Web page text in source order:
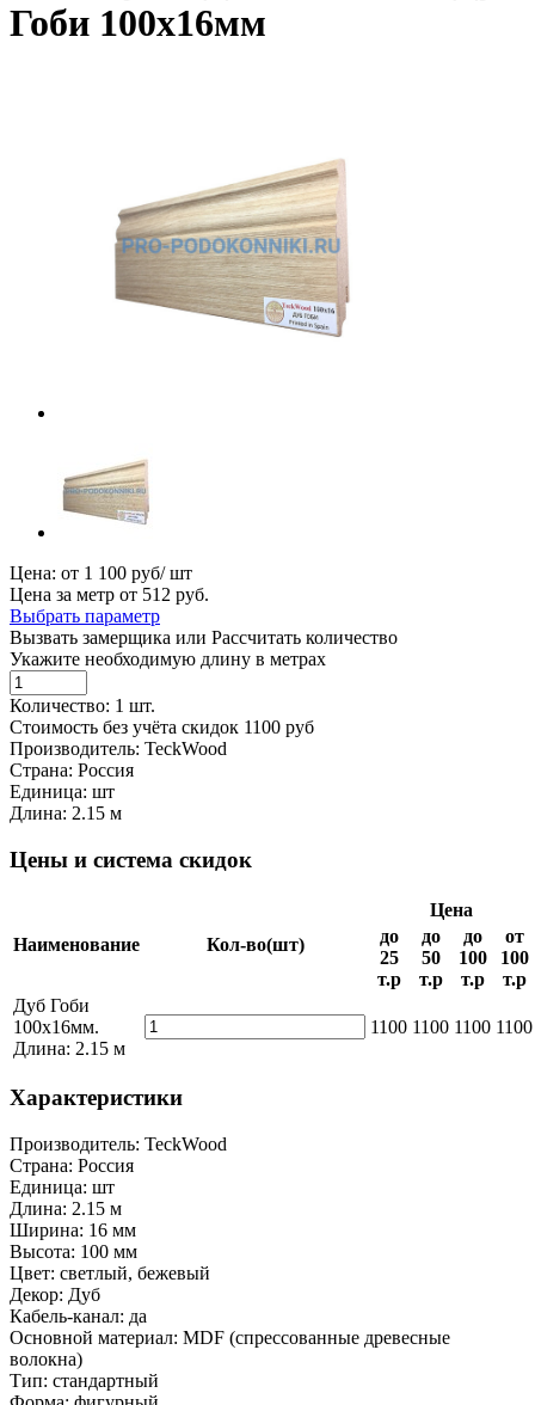
Гоби 100х16мм
Цена: от 1 100 руб/ шт
Цена за метр от 512 руб.
Выбрать параметр
Вызвать замерщика или Рассчитать количество
Укажите необходимую длину в метрах
Количество: 1 шт.
Cтоимость без учёта скидок 1100 руб
Производитель: TeckWood
Страна: Россия
Единица: шт
Длина: 2.15 м
Цены и система скидок
Наименование Кол-во(шт)
Цена
до
25
т.р
до
50
т.р
до
100
т.р
от
100
т.р
Дуб Гоби
100х16мм.
Длина: 2.15 м
1100 1100 1100 1100
Характеристики
Производитель: TeckWood
Страна: Россия
Единица: шт
Длина: 2.15 м
Ширина: 16 мм
Высота: 100 мм
Цвет: светлый, бежевый
Декор: Дуб
Кабель-канал: да
Основной материал: MDF (спрессованные древесные
волокна)
Тип: стандартный